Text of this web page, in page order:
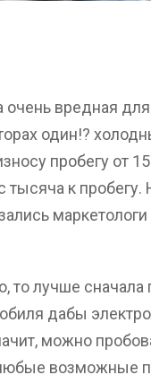
вредная
один!?
пробегу от
к пробегу.
маркетологи
то лучше
дабы
можно
возможные